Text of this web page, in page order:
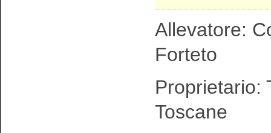
Allevatore:
Forteto
Proprietario:
Toscane